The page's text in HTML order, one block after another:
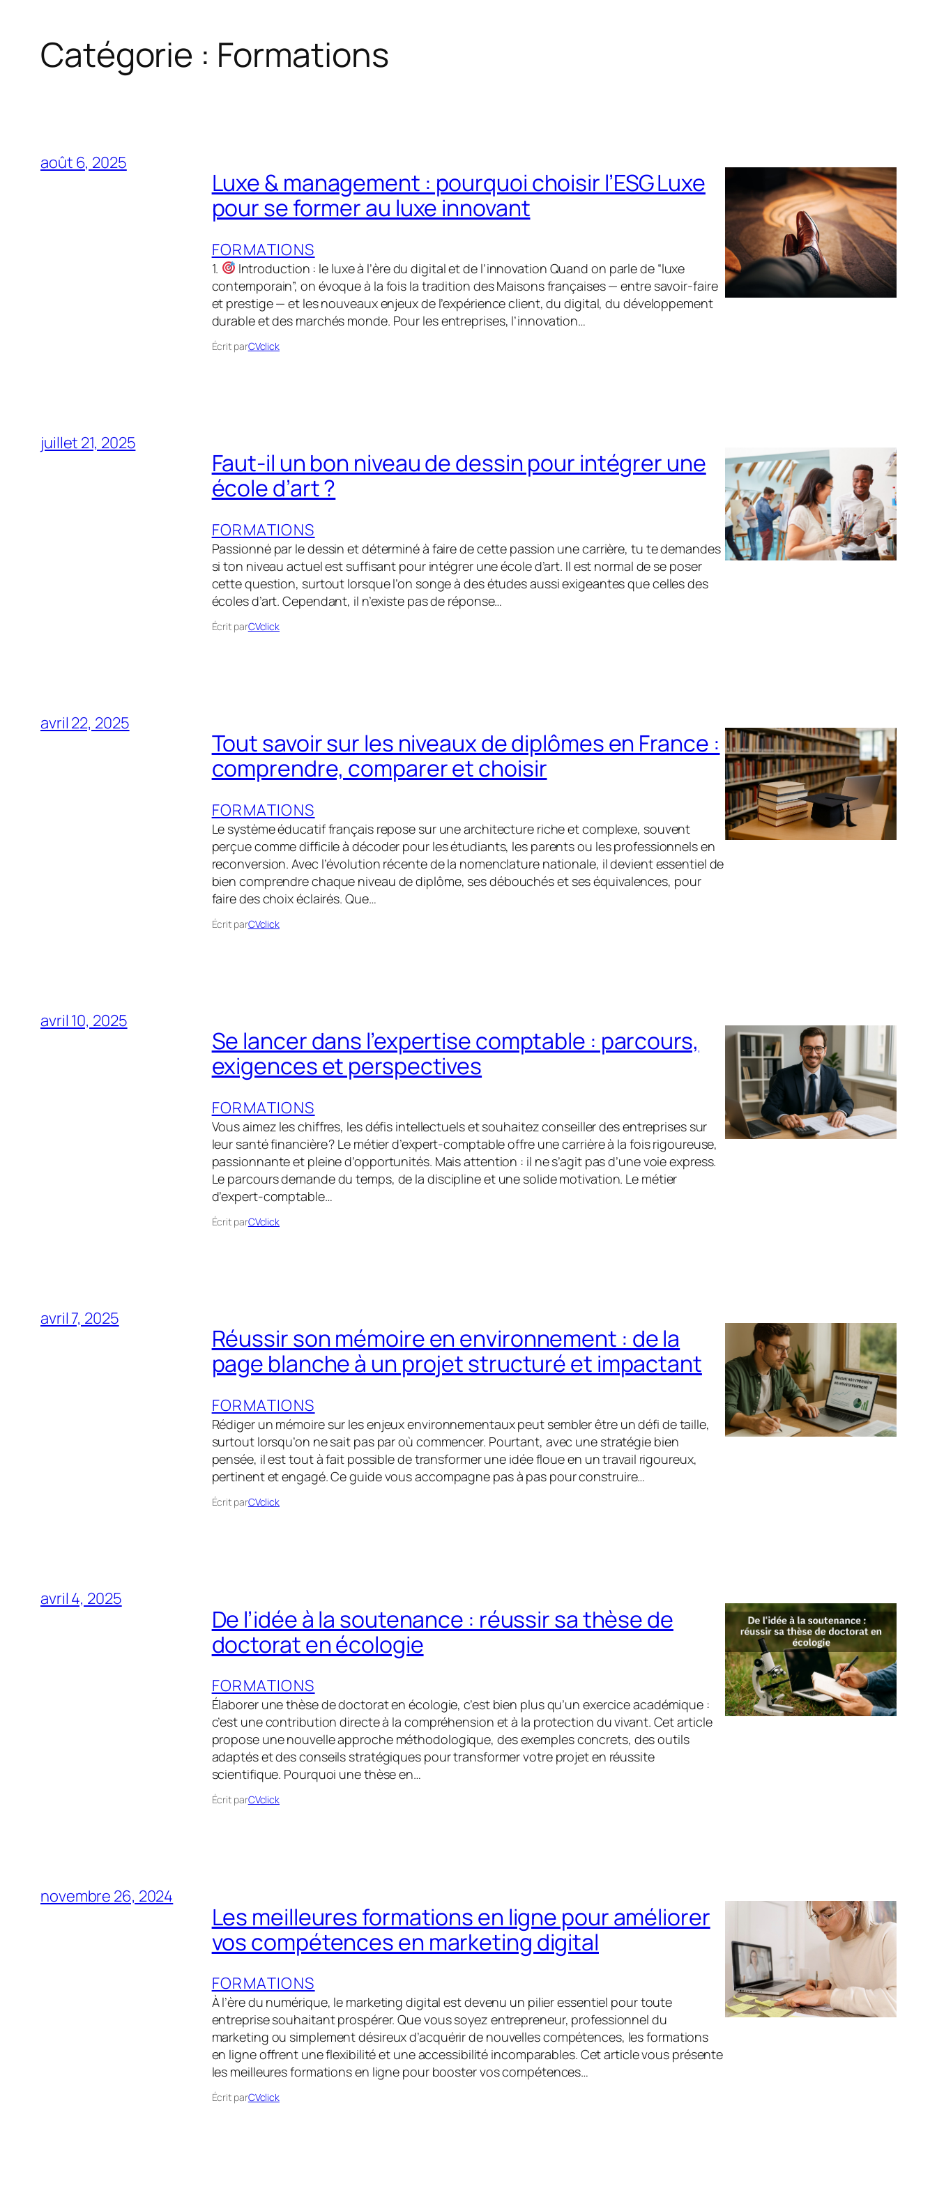
Catégorie : Formations
août 6, 2025
Luxe & management : pourquoi choisir l’ESG Luxe
pour se former au luxe innovant
FORMATIONS
1.
Introduction : le luxe à l’ère du digital et de l’innovation Quand on parle de “luxe
contemporain”, on évoque à la fois la tradition des Maisons françaises — entre savoir-faire
et prestige — et les nouveaux enjeux de l’expérience client, du digital, du développement
durable et des marchés monde. Pour les entreprises, l’innovation…
Écrit parCVclick
juillet 21, 2025
Faut-il un bon niveau de dessin pour intégrer une
école d’art ?
FORMATIONS
Passionné par le dessin et déterminé à faire de cette passion une carrière, tu te demandes
si ton niveau actuel est suffisant pour intégrer une école d’art. Il est normal de se poser
cette question, surtout lorsque l’on songe à des études aussi exigeantes que celles des
écoles d’art. Cependant, il n’existe pas de réponse…
Écrit parCVclick
avril 22, 2025
Tout savoir sur les niveaux de diplômes en France :
comprendre, comparer et choisir
FORMATIONS
Le système éducatif français repose sur une architecture riche et complexe, souvent
perçue comme difficile à décoder pour les étudiants, les parents ou les professionnels en
reconversion. Avec l’évolution récente de la nomenclature nationale, il devient essentiel de
bien comprendre chaque niveau de diplôme, ses débouchés et ses équivalences, pour
faire des choix éclairés. Que…
Écrit parCVclick
avril 10, 2025
Se lancer dans l’expertise comptable : parcours,
exigences et perspectives
FORMATIONS
Vous aimez les chiffres, les défis intellectuels et souhaitez conseiller des entreprises sur
leur santé financière ? Le métier d’expert-comptable offre une carrière à la fois rigoureuse,
passionnante et pleine d’opportunités. Mais attention : il ne s’agit pas d’une voie express.
Le parcours demande du temps, de la discipline et une solide motivation. Le métier
d’expert-comptable…
Écrit parCVclick
avril 7, 2025
Réussir son mémoire en environnement : de la
page blanche à un projet structuré et impactant
FORMATIONS
Rédiger un mémoire sur les enjeux environnementaux peut sembler être un défi de taille,
surtout lorsqu’on ne sait pas par où commencer. Pourtant, avec une stratégie bien
pensée, il est tout à fait possible de transformer une idée floue en un travail rigoureux,
pertinent et engagé. Ce guide vous accompagne pas à pas pour construire…
Écrit parCVclick
avril 4, 2025
De l’idée à la soutenance : réussir sa thèse de
doctorat en écologie
FORMATIONS
Élaborer une thèse de doctorat en écologie, c’est bien plus qu’un exercice académique :
c’est une contribution directe à la compréhension et à la protection du vivant. Cet article
propose une nouvelle approche méthodologique, des exemples concrets, des outils
adaptés et des conseils stratégiques pour transformer votre projet en réussite
scientifique. Pourquoi une thèse en…
Écrit parCVclick
novembre 26, 2024
Les meilleures formations en ligne pour améliorer
vos compétences en marketing digital
FORMATIONS
À l’ère du numérique, le marketing digital est devenu un pilier essentiel pour toute
entreprise souhaitant prospérer. Que vous soyez entrepreneur, professionnel du
marketing ou simplement désireux d’acquérir de nouvelles compétences, les formations
en ligne offrent une flexibilité et une accessibilité incomparables. Cet article vous présente
les meilleures formations en ligne pour booster vos compétences…
Écrit parCVclick